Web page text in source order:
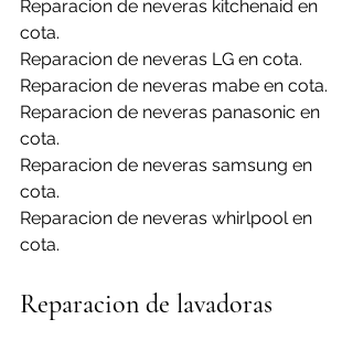
Reparacion de neveras kitchenaid en
cota.
Reparacion de neveras LG en cota.
Reparacion de neveras mabe en cota.
Reparacion de neveras panasonic en
cota.
Reparacion de neveras samsung en
cota.
Reparacion de neveras whirlpool en
cota.
Reparacion de lavadoras